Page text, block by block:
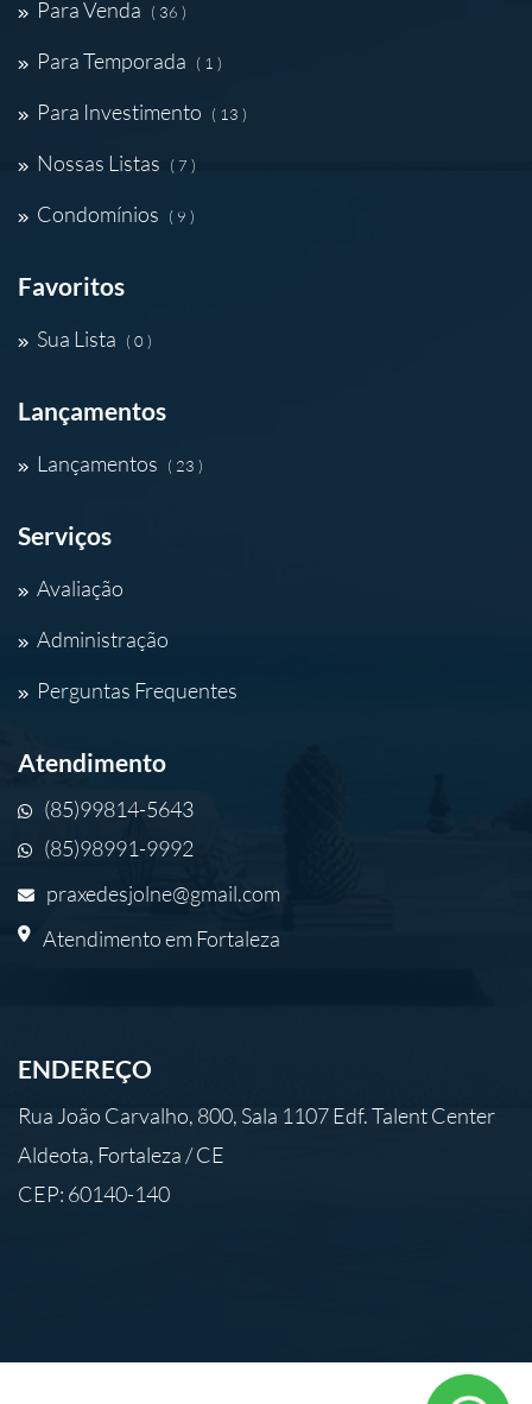
Para Venda ( 36 )
Para Temporada ( 1 )
Para Investimento ( 13 )
Nossas Listas ( 7 )
Condomínios ( 9 )
Favoritos
Sua Lista ( 0 )
Lançamentos
Lançamentos ( 23 )
Serviços
Avaliação
Administração
Perguntas Frequentes
Atendimento
(85)99814-5643
(85)98991-9992
praxedesjolne@gmail.com
Atendimento em Fortaleza
ENDEREÇO
Rua João Carvalho, 800, Sala 1107 Edf. Talent Center
Aldeota, Fortaleza / CE
CEP: 60140-140